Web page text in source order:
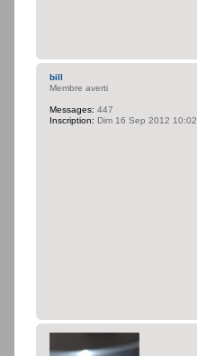
bill
Membre averti
Messages: 447
Inscription: Dim 16 Sep 2012 10:02